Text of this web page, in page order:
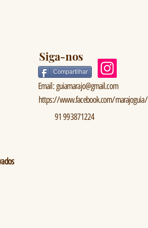
Siga-nos
Compartilhar
Email:guiamarajo@gmail.com
https://www.facebook.com/marajoguia/
91 993871224